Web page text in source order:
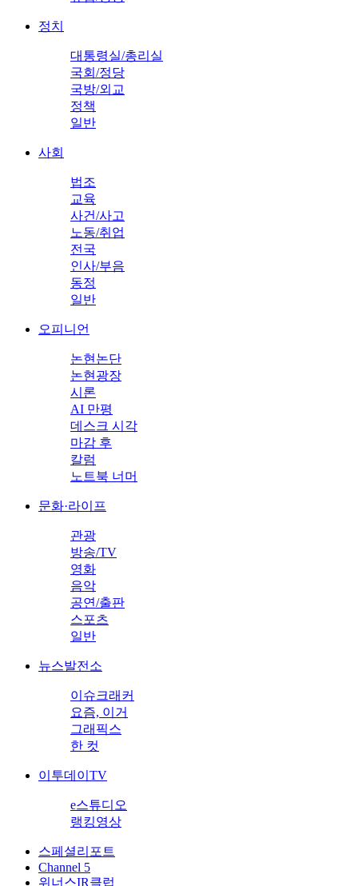
정치
대통령실/총리실
국회/정당
국방/외교
정책
일반
사회
법조
교육
사건/사고
노동/취업
전국
인사/부음
동정
일반
오피니언
논현논단
논현광장
시론
AI 만평
데스크 시각
마감 후
칼럼
노트북 너머
문화·라이프
관광
방송/TV
영화
음악
공연/출판
스포츠
일반
뉴스발전소
이슈크래커
요즘, 이거
그래픽스
한 컷
이투데이TV
e스튜디오
랭킹영상
스페셜리포트
Channel 5
위너스IR클럽